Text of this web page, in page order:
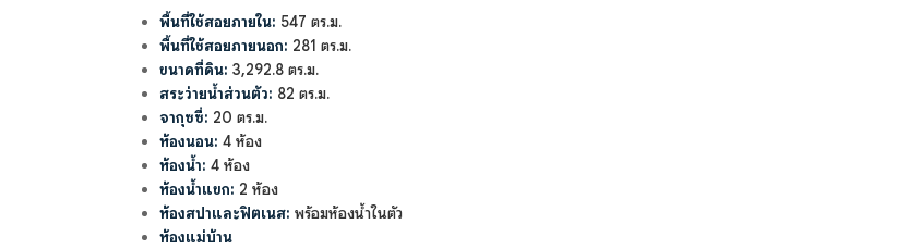
พื้นที่ใช้สอยภายใน: 547 ตร.ม.
พื้นที่ใช้สอยภายนอก: 281 ตร.ม.
ขนาดที่ดิน: 3,292.8 ตร.ม.
สระว่ายน้ำส่วนตัว: 82 ตร.ม.
จากุซซี่: 20 ตร.ม.
ห้องนอน: 4 ห้อง
ห้องน้ำ: 4 ห้อง
ห้องน้ำแขก: 2 ห้อง
ห้องสปาและฟิตเนส: พร้อมห้องน้ำในตัว
ห้องแม่บ้าน